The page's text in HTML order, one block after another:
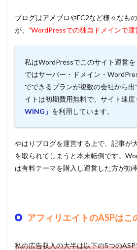
ブログはアメブロやFC2など様々なも
が、 ”WordPressでの独自ドメインで運
私はWordPressでこのサイト運営
ではサーバー・ドメイン・
でできるプランが複数の会社から
イトは初期費用無料で、サイト速度
WING」 を利用しています。
やはりブログを運営する上で、記事が
を取られてしまうと本末転倒です。
は有料テーマを購入し運営した方が効
アフィリエイトのASPはこ
私の広告収入の大半は以下の5つの